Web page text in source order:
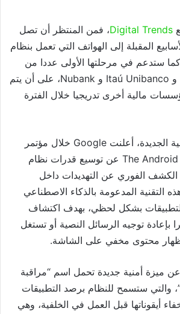
Digital Trends، فمن المنتظر أن تصل
المقبلة إلى الهواتف التي تعمل بنظام
بعده. كما ستدعم في مرحلتها الأولى عددا من
و Itaú Unibanco و Nubank، على أن يتم
مالية أخرى تدريجيا خلال الفترة
الجديدة، أعلنت Google خلال مؤتمر
The عن توسيع قدرات نظام
الكشف الفوري عن التهديدات داخل
التقنية المدعومة بالذكاء الاصطناعي
بشكل لحظي، بهدف اكتشاف
بإعادة توجيه الرسائل النصية أو تستغل
محتوى مخفي على الشاشة.
ميزة أمنية جديدة تحمل اسم “مراقبة
والتي ستسمح للنظام برصد التطبيقات
أيقوناتها قبل العمل في الخلفية، وهي